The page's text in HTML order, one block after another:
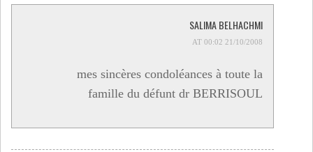
SALIMA BELHACHMI
21/10/2008 AT 00:02
mes sincères condoléances à toute la
famille du défunt dr BERRISOUL